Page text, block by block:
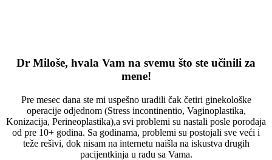
Dr Miloše, hvala Vam na svemu što ste učinili za
mene!
Pre mesec dana ste mi uspešno uradili čak četiri ginekološke
operacije odjednom (Stress incontinentio, Vaginoplastika,
Konizacija, Perineoplastika),a svi problemi su nastali posle porođaja
od pre 10+ godina. Sa godinama, problemi su postojali sve veći i
teže rešivi, dok nisam na internetu naišla na iskustva drugih
pacijentkinja u radu sa Vama.